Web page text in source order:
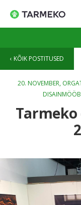
KÕIK POSTITUSED
20. NOVEMBER,